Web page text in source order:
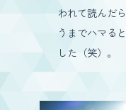
われて読んだ
うまでハマる
した（笑）。